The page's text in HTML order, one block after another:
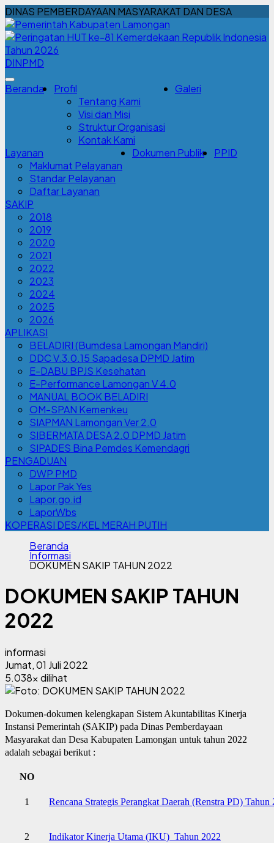
DINAS PEMBERDAYAAN MASYARAKAT DAN DESA
DINPMD
Beranda
Profil
Tentang Kami
Visi dan Misi
Struktur Organisasi
Kontak Kami
Galeri
Layanan
Maklumat Pelayanan
Standar Pelayanan
Daftar Layanan
Dokumen Publik PPID
SAKIP
2018
2019
2020
2021
2022
2023
2024
2025
2026
APLIKASI
BELADIRI (Bumdesa Lamongan Mandiri)
DDC V.3.0.15 Sapadesa DPMD Jatim
E-DABU BPJS Kesehatan
E-Performance Lamongan V 4.0
MANUAL BOOK BELADIRI
OM-SPAN Kemenkeu
SIAPMAN Lamongan Ver 2.0
SIBERMATA DESA 2.0 DPMD Jatim
SIPADES Bina Pemdes Kemendagri
PENGADUAN
DWP PMD
Lapor Pak Yes
Lapor.go.id
LaporWbs
KOPERASI DES/KEL MERAH PUTIH
Beranda
Informasi
DOKUMEN SAKIP TAHUN 2022
DOKUMEN SAKIP TAHUN
2022
informasi
Jumat, 01 Juli 2022
5.038x dilihat
Dokumen-dokumen kelengkapan Sistem Akuntabilitas Kinerja
Instansi Pemerintah (SAKIP) pada Dinas Pemberdayaan
Masyarakat dan Desa Kabupaten Lamongan untuk tahun 2022
adalah sebagai berikut :
NO
1 Rencana Strategis Perangkat Daerah (Renstra PD) Tahun
2 Indikator Kinerja Utama (IKU) Tahun 2022